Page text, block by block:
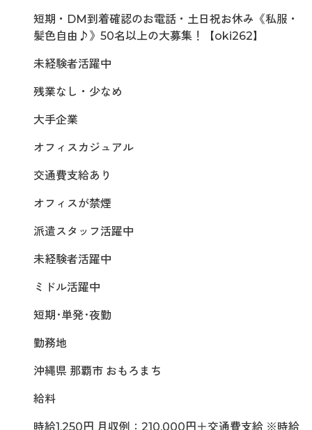
短期・DM到着確認のお電話・土日祝お休み《私服・
髪色自由♪》50名以上の大募集！【oki262】
未経験者活躍中
残業なし・少なめ
大手企業
オフィスカジュアル
交通費支給あり
オフィスが禁煙
派遣スタッフ活躍中
未経験者活躍中
ミドル活躍中
短期･単発･夜勤
勤務地
沖縄県 那覇市 おもろまち
給料
時給1,250円 月収例：210,000円＋交通費支給 ※時給